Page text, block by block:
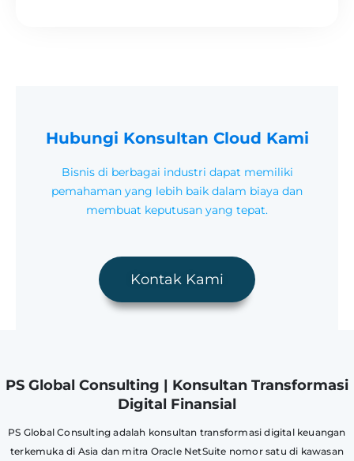
Hubungi Konsultan Cloud Kami
Bisnis di berbagai industri dapat memiliki
pemahaman yang lebih baik dalam biaya dan
membuat keputusan yang tepat.
Kontak Kami
PS Global Consulting | Konsultan Transformasi
Digital Finansial
PS Global Consulting adalah konsultan transformasi digital keuangan
terkemuka di Asia dan mitra Oracle NetSuite nomor satu di kawasan